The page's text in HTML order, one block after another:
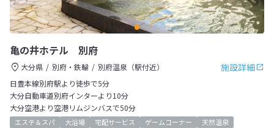
亀の井ホテル 別府
施設詳細
大分県 別府・鉄輪
別府温泉（駅付近）
日豊本線別府駅より徒歩で5分
大分自動車道別府インターより10分
大分空港より空港リムジンバスで50分
エステ＆スパ 大浴場 宅配サービス ゲームコーナー
天然温泉